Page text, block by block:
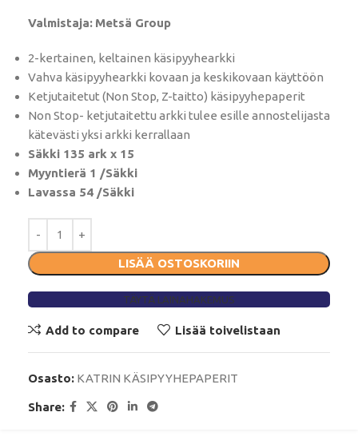
Valmistaja: Metsä Group
2-kertainen, keltainen käsipyyhearkki
Vahva käsipyyhearkki kovaan ja keskikovaan käyttöön
Ketjutaitetut (Non Stop, Z-taitto) käsipyyhepaperit
Non Stop- ketjutaitettu arkki tulee esille annostelijasta
kätevästi yksi arkki kerrallaan
Säkki 135 ark x 15
Myyntierä 1 /Säkki
Lavassa 54 /Säkki
LISÄÄ OSTOSKORIIN
TÄYTÄ LAINAHAKEMUS
Add to compare Lisää toivelistaan
Osasto: KATRIN KÄSIPYYHEPAPERIT
Share: